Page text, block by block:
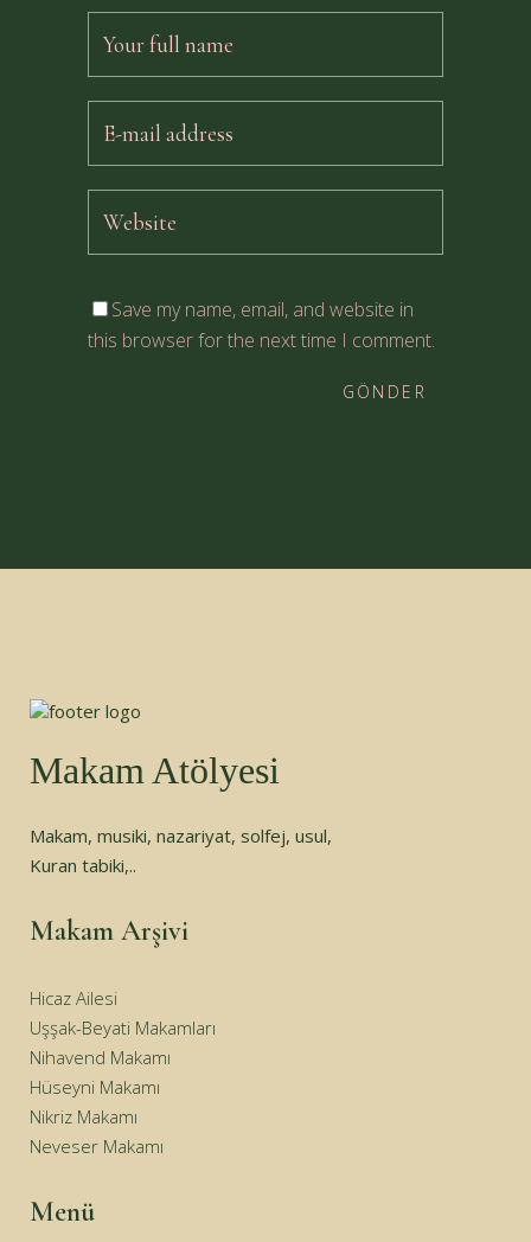
Save my name, email, and website in
this browser for the next time I comment.
Makam Atölyesi
Makam, musiki, nazariyat, solfej, usul,
Kuran tabiki,..
Makam Arşivi
Hicaz Ailesi
Uşşak-Beyati Makamları
Nihavend Makamı
Hüseyni Makamı
Nikriz Makamı
Neveser Makamı
Menü